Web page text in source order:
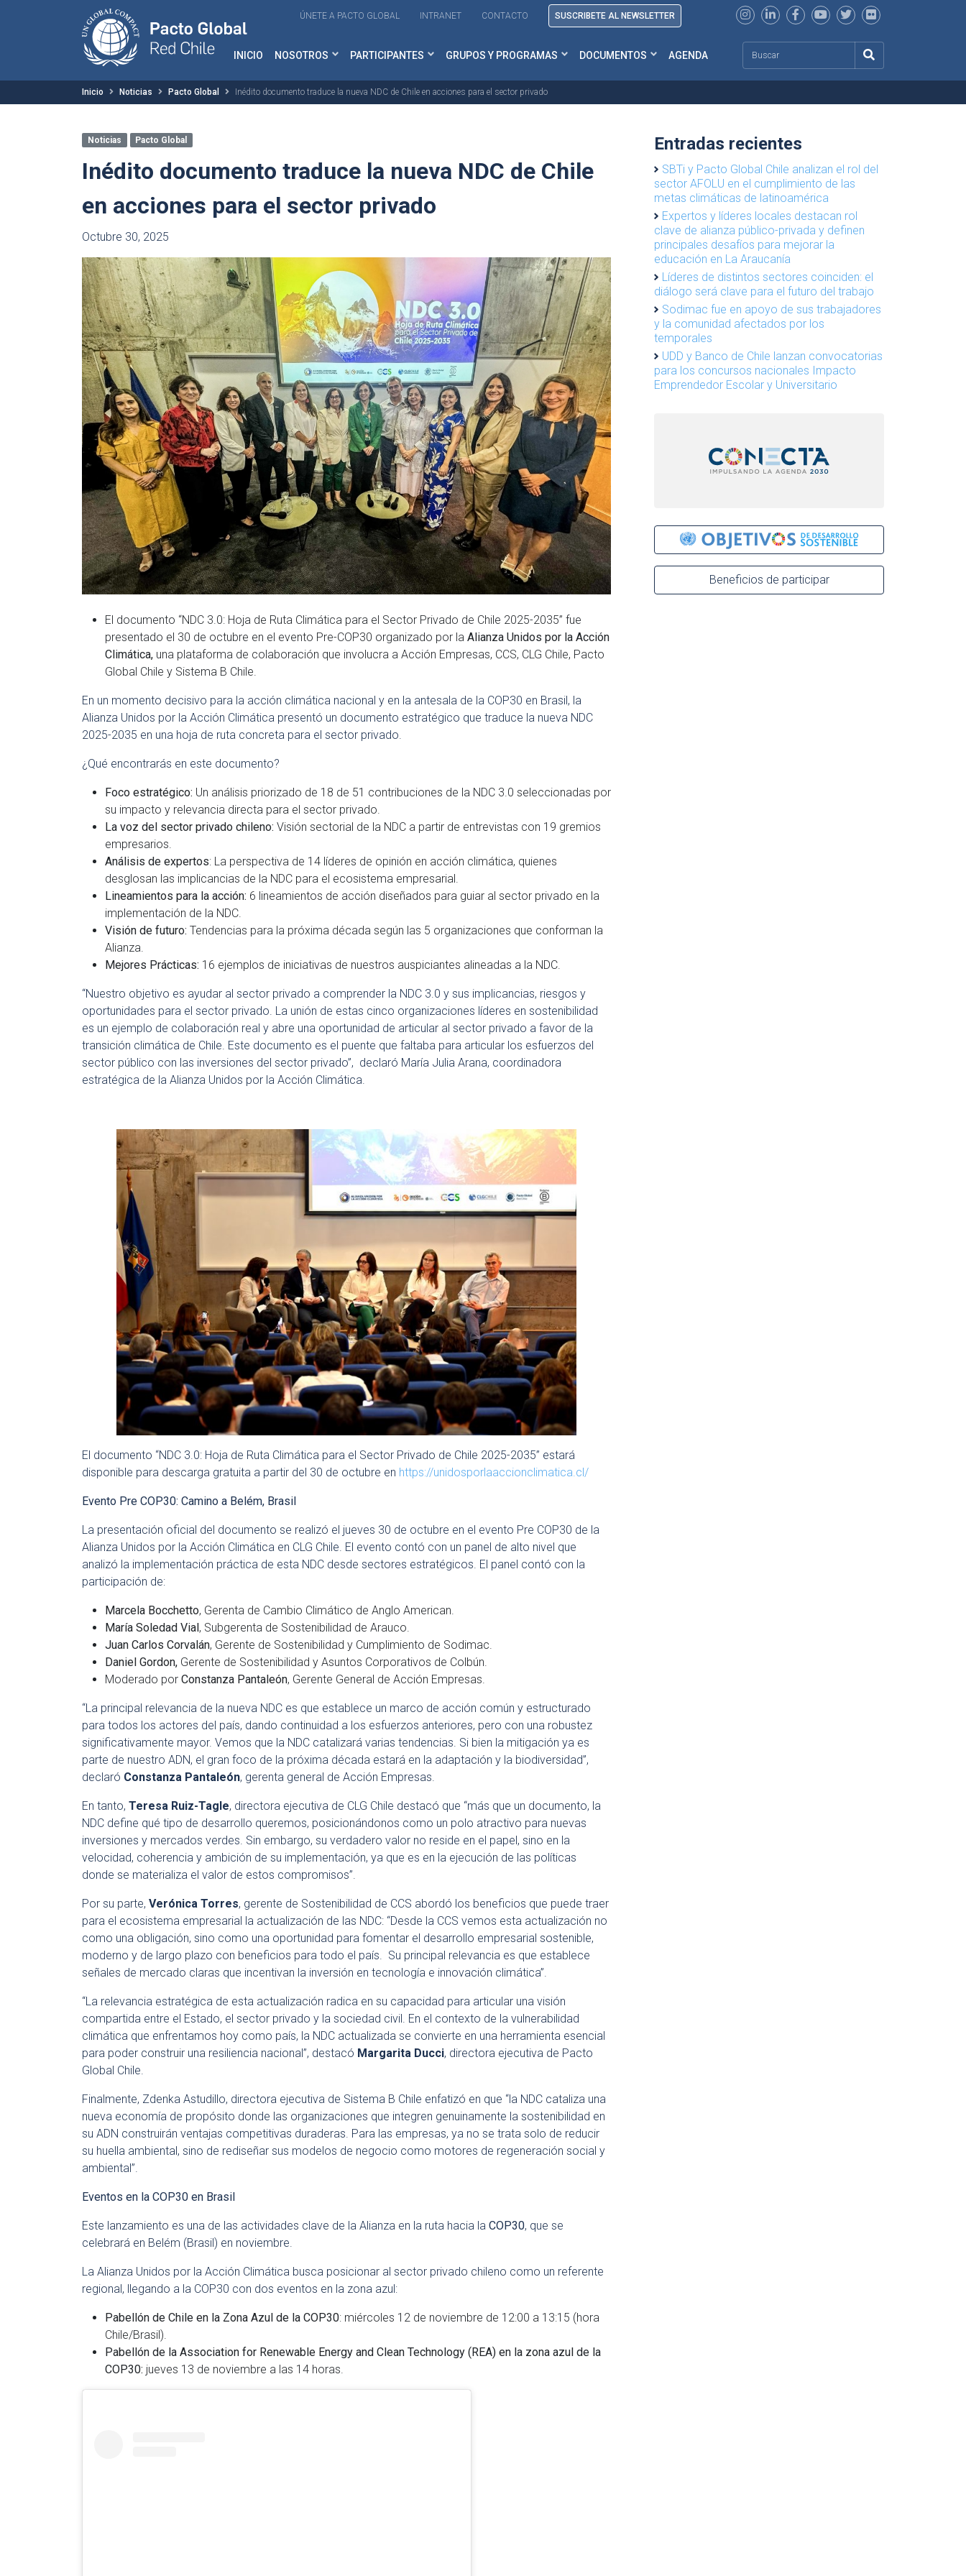
ÚNETE A PACTO GLOBAL INTRANET CONTACTO SUSCRIBETE AL NEWSLETTER
INICIO NOSOTROS PARTICIPANTES GRUPOS Y PROGRAMAS DOCUMENTOS AGENDA
Inicio Noticias Pacto Global Inédito documento traduce la nueva NDC de Chile en acciones para el sector privado
Noticias Pacto Global
Inédito documento traduce la nueva NDC de Chile
en acciones para el sector privado
Octubre 30, 2025
El documento “NDC 3.0: Hoja de Ruta Climática para el Sector Privado de Chile 2025-2035” fue
presentado el 30 de octubre en el evento Pre-COP30 organizado por la Alianza Unidos por la Acción
Climática, una plataforma de colaboración que involucra a Acción Empresas, CCS, CLG Chile, Pacto
Global Chile y Sistema B Chile.
En un momento decisivo para la acción climática nacional y en la antesala de la COP30 en Brasil, la
Alianza Unidos por la Acción Climática presentó un documento estratégico que traduce la nueva NDC
2025-2035 en una hoja de ruta concreta para el sector privado.
¿Qué encontrarás en este documento?
Foco estratégico: Un análisis priorizado de 18 de 51 contribuciones de la NDC 3.0 seleccionadas por
su impacto y relevancia directa para el sector privado.
La voz del sector privado chileno: Visión sectorial de la NDC a partir de entrevistas con 19 gremios
empresarios.
Análisis de expertos: La perspectiva de 14 líderes de opinión en acción climática, quienes
desglosan las implicancias de la NDC para el ecosistema empresarial.
Lineamientos para la acción: 6 lineamientos de acción diseñados para guiar al sector privado en la
implementación de la NDC.
Visión de futuro: Tendencias para la próxima década según las 5 organizaciones que conforman la
Alianza.
Mejores Prácticas: 16 ejemplos de iniciativas de nuestros auspiciantes alineadas a la NDC.
“Nuestro objetivo es ayudar al sector privado a comprender la NDC 3.0 y sus implicancias, riesgos y
oportunidades para el sector privado. La unión de estas cinco organizaciones líderes en sostenibilidad
es un ejemplo de colaboración real y abre una oportunidad de articular al sector privado a favor de la
transición climática de Chile. Este documento es el puente que faltaba para articular los esfuerzos del
sector público con las inversiones del sector privado”, declaró María Julia Arana, coordinadora
estratégica de la Alianza Unidos por la Acción Climática.
El documento “NDC 3.0: Hoja de Ruta Climática para el Sector Privado de Chile 2025-2035” estará
disponible para descarga gratuita a partir del 30 de octubre en https://unidosporlaaccionclimatica.cl/
Evento Pre COP30: Camino a Belém, Brasil
La presentación oficial del documento se realizó el jueves 30 de octubre en el evento Pre COP30 de la
Alianza Unidos por la Acción Climática en CLG Chile. El evento contó con un panel de alto nivel que
analizó la implementación práctica de esta NDC desde sectores estratégicos. El panel contó con la
participación de:
Marcela Bocchetto, Gerenta de Cambio Climático de Anglo American.
María Soledad Vial , Subgerenta de Sostenibilidad de Arauco.
Juan Carlos Corvalán, Gerente de Sostenibilidad y Cumplimiento de Sodimac.
Daniel Gordon, Gerente de Sostenibilidad y Asuntos Corporativos de Colbún.
Moderado por Constanza Pantaleón, Gerente General de Acción Empresas.
“La principal relevancia de la nueva NDC es que establece un marco de acción común y estructurado
para todos los actores del país, dando continuidad a los esfuerzos anteriores, pero con una robustez
significativamente mayor. Vemos que la NDC catalizará varias tendencias. Si bien la mitigación ya es
parte de nuestro ADN, el gran foco de la próxima década estará en la adaptación y la biodiversidad”,
declaró Constanza Pantaleón, gerenta general de Acción Empresas.
En tanto, Teresa Ruiz-Tagle, directora ejecutiva de CLG Chile destacó que “más que un documento, la
NDC define qué tipo de desarrollo queremos, posicionándonos como un polo atractivo para nuevas
inversiones y mercados verdes. Sin embargo, su verdadero valor no reside en el papel, sino en la
velocidad, coherencia y ambición de su implementación, ya que es en la ejecución de las políticas
donde se materializa el valor de estos compromisos”.
Por su parte, Verónica Torres, gerente de Sostenibilidad de CCS abordó los beneficios que puede traer
para el ecosistema empresarial la actualización de las NDC: “Desde la CCS vemos esta actualización no
como una obligación, sino como una oportunidad para fomentar el desarrollo empresarial sostenible,
moderno y de largo plazo con beneficios para todo el país. Su principal relevancia es que establece
señales de mercado claras que incentivan la inversión en tecnología e innovación climática”.
“La relevancia estratégica de esta actualización radica en su capacidad para articular una visión
compartida entre el Estado, el sector privado y la sociedad civil. En el contexto de la vulnerabilidad
climática que enfrentamos hoy como país, la NDC actualizada se convierte en una herramienta esencial
para poder construir una resiliencia nacional”, destacó Margarita Ducci, directora ejecutiva de Pacto
Global Chile.
Finalmente, Zdenka Astudillo, directora ejecutiva de Sistema B Chile enfatizó en que “la NDC cataliza una
nueva economía de propósito donde las organizaciones que integren genuinamente la sostenibilidad en
su ADN construirán ventajas competitivas duraderas. Para las empresas, ya no se trata solo de reducir
su huella ambiental, sino de rediseñar sus modelos de negocio como motores de regeneración social y
ambiental”.
Eventos en la COP30 en Brasil
Este lanzamiento es una de las actividades clave de la Alianza en la ruta hacia la COP30, que se
celebrará en Belém (Brasil) en noviembre.
La Alianza Unidos por la Acción Climática busca posicionar al sector privado chileno como un referente
regional, llegando a la COP30 con dos eventos en la zona azul:
Pabellón de Chile en la Zona Azul de la COP30: miércoles 12 de noviembre de 12:00 a 13:15 (hora
Chile/Brasil).
Pabellón de la Association for Renewable Energy and Clean Technology (REA) en la zona azul de la
COP30: jueves 13 de noviembre a las 14 horas.
Entradas recientes
SBTi y Pacto Global Chile analizan el rol del
sector AFOLU en el cumplimiento de las
metas climáticas de latinoamérica
Expertos y líderes locales destacan rol
clave de alianza público-privada y definen
principales desafíos para mejorar la
educación en La Araucanía
Líderes de distintos sectores coinciden: el
diálogo será clave para el futuro del trabajo
Sodimac fue en apoyo de sus trabajadores
y la comunidad afectados por los
temporales
UDD y Banco de Chile lanzan convocatorias
para los concursos nacionales Impacto
Emprendedor Escolar y Universitario
Beneficios de participar